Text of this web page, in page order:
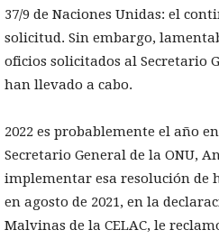
37/9 de Naciones Unidas: el
solicitud. Sin embargo,
oficios solicitados al Secretario
han llevado a cabo.
2022 es probablemente el año
Secretario General de la ONU,
implementar esa resolución de
en agosto de 2021, en la
Malvinas de la CELAC, le